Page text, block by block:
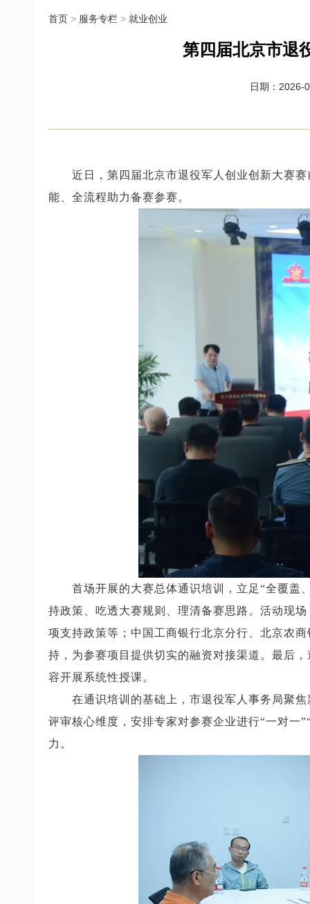
首页 > 服务专栏 > 就业创业
第四届北京市退
日期：2026-
近日，第四届北京市退役军人创业创新大赛
能、全流程助力备赛参赛。
首场开展的大赛总体通识培训，立足“全覆盖
持政策、吃透大赛规则、理清备赛思路。活动现
项支持政策等；中国工商银行北京分行、北京农
持，为参赛项目提供切实的融资对接渠道。最后
容开展系统性授课。
在通识培训的基础上，市退役军人事务局聚
评审核心维度，安排专家对参赛企业进行“一对一
力。